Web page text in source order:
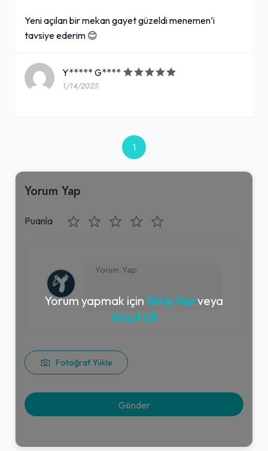
Yeni açılan bir mekan gayet güzeldi menemen’i
tavsiye ederim 😊
Y***** G****
1/14/2025
1
Yorum Yap
Puanla
Fotoğraf Yükle
Yorum yapmak için Giriş Yap veya
Kayıt Ol